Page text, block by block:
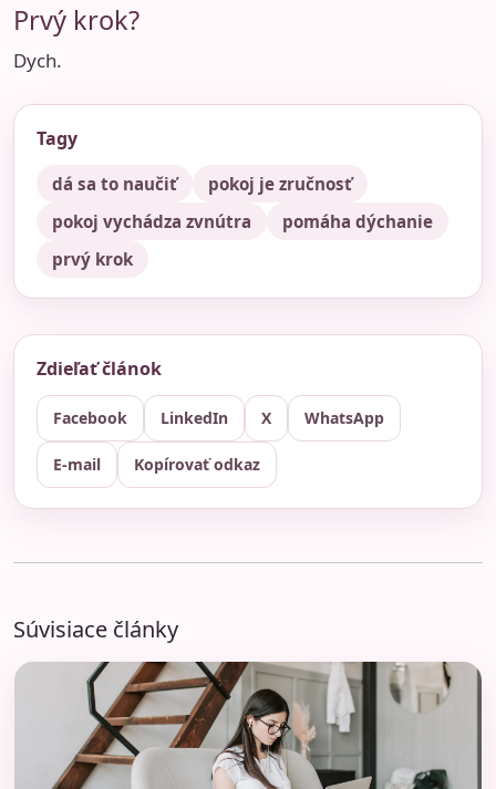
Prvý krok?
Dych.
Tagy
dá sa to naučiť
pokoj je zručnosť
pokoj vychádza zvnútra
pomáha dýchanie
prvý krok
Zdieľať článok
Facebook LinkedIn X WhatsApp
E-mail Kopírovať odkaz
Súvisiace články